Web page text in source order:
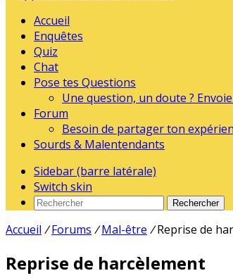
Accueil
Enquêtes
Quiz
Chat
Pose tes Questions
Une question, un doute ?
Forum
Besoin de partager ton
Sourds & Malentendants
Sidebar (barre latérale)
Switch skin
Rechercher
Accueil / Forums / Mal-être / Reprise de
Reprise de harcèlement